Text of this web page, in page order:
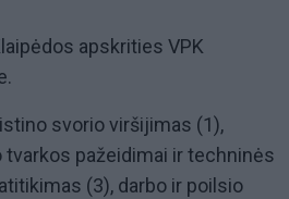
apskrities VPK
svorio viršijimas (1),
pažeidimai ir techninės
(3), darbo ir poilsio